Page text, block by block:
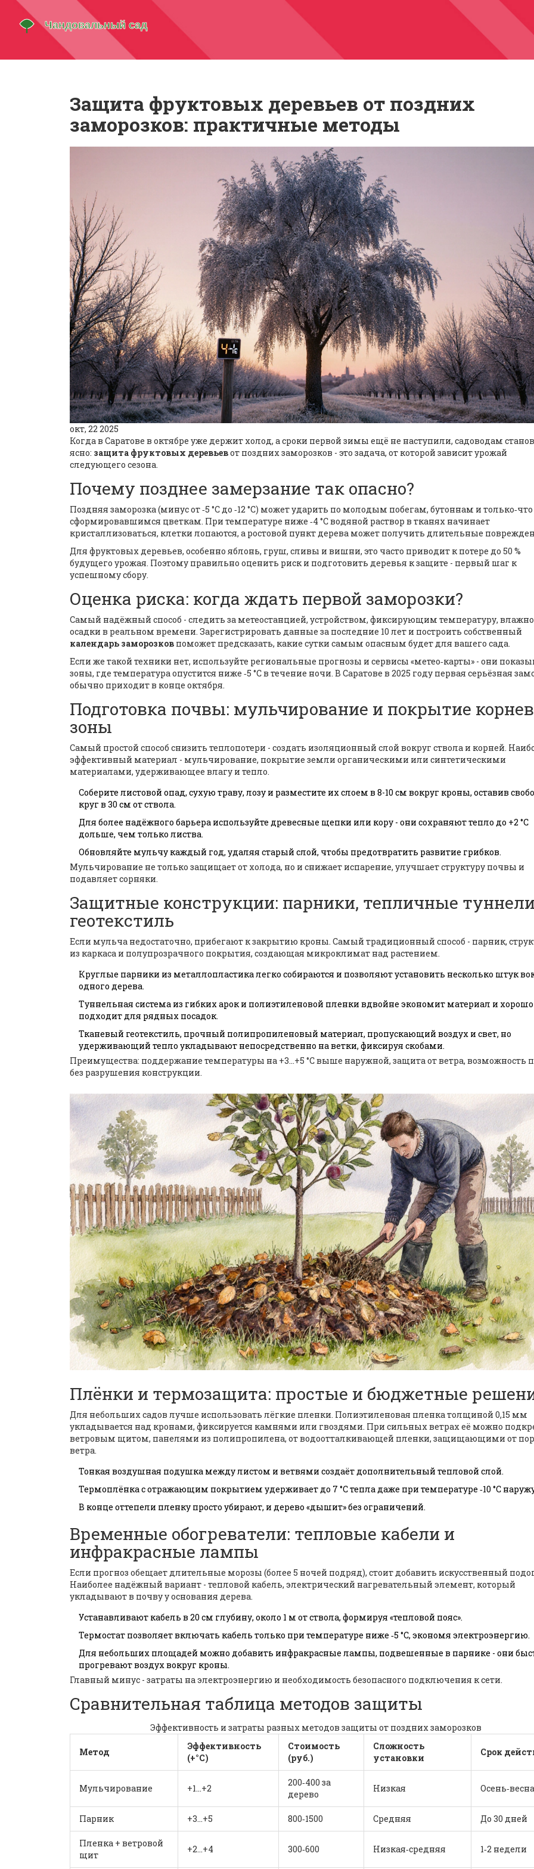
Защита фруктовых деревьев от поздних
заморозков: практичные методы
окт, 22 2025
Когда в Саратове в октябре уже держит холод, а сроки первой зимы ещё не наступили, садоводам
ясно: защита фруктовых деревьевот поздних заморозков - это задача, от которой зависит урожай
следующего сезона.
Почему позднее замерзание так опасно?
Поздняя заморозка (минус от ‑5 °C до ‑12 °C) может ударить по молодым побегам, бутоннам и только‑что
сформировавшимся цветкам. При температуре ниже ‑4 °C водяной раствор в тканях начинает
кристаллизоваться, клетки лопаются, а ростовой пункт дерева может получить длительные
Для фруктовых деревьев, особенно яблонь, груш, сливы и вишни, это часто приводит к потере до 50 %
будущего урожая. Поэтому правильно оценить риск и подготовить деревья к защите - первый шаг к
успешному сбору.
Оценка риска: когда ждать первой заморозки?
Самый надёжный способ - следить за метеостанцией, устройством, фиксирующим температуру,
осадки в реальном времени. Зарегистрировать данные за последние 10 лет и построить собственный
календарь заморозков поможет предсказать, какие сутки самым опасным будет для вашего сада.
Если же такой техники нет, используйте региональные прогнозы и сервисы «метео‑карты» - они
зоны, где температура опустится ниже ‑5 °C в течение ночи. В Саратове в 2025 году первая серьёзная
обычно приходит в конце октября.
Подготовка почвы: мульчирование и покрытие
зоны
Самый простой способ снизить теплопотери - создать изоляционный слой вокруг ствола и корней.
эффективный материал - мульчирование, покрытие земли органическими или синтетическими
материалами, удерживающее влагу и тепло.
Соберите листовой опад, сухую траву, лозу и разместите их слоем в 8-10 см вокруг кроны, оставив
круг в 30 см от ствола.
Для более надёжного барьера используйте древесные щепки или кору - они сохраняют тепло до +2 °C
дольше, чем только листва.
Обновляйте мульчу каждый год, удаляя старый слой, чтобы предотвратить развитие грибков.
Мульчирование не только защищает от холода, но и снижает испарение, улучшает структуру почвы и
подавляет сорняки.
Защитные конструкции: парники, тепличные
геотекстиль
Если мульча недостаточно, прибегают к закрытию кроны. Самый традиционный способ - парник,
из каркаса и полупрозрачного покрытия, создающая микроклимат над растением.
Круглые парники из металлопластика легко собираются и позволяют установить несколько штук
одного дерева.
Туннельная система из гибких арок и полиэтиленовой пленки вдвойне экономит материал и хорошо
подходит для рядных посадок.
Тканевый геотекстиль, прочный полипропиленовый материал, пропускающий воздух и свет, но
удерживающий тепло укладывают непосредственно на ветки, фиксируя скобами.
Преимущества: поддержание температуры на +3…+5 °C выше наружной, защита от ветра, возможность
без разрушения конструкции.
Плёнки и термозащита: простые и бюджетные
Для небольших садов лучше использовать лёгкие пленки. Полиэтиленовая пленка толщиной 0,15 мм
укладывается над кронами, фиксируется камнями или гвоздями. При сильных ветрах её можно
ветровым щитом, панелями из полипропилена, от водоотталкивающей пленки, защищающими от
ветра.
Тонкая воздушная подушка между листом и ветвями создаёт дополнительный тепловой слой.
Термоплёнка с отражающим покрытием удерживает до 7 °C тепла даже при температуре ‑10 °C
В конце оттепели пленку просто убирают, и дерево «дышит» без ограничений.
Временные обогреватели: тепловые кабели и
инфракрасные лампы
Если прогноз обещает длительные морозы (более 5 ночей подряд), стоит добавить искусственный
Наиболее надёжный вариант - тепловой кабель, электрический нагревательный элемент, который
укладывают в почву у основания дерева.
Устанавливают кабель в 20 см глубину, около 1 м от ствола, формируя «тепловой пояс».
Термостат позволяет включать кабель только при температуре ниже ‑5 °C, экономя электроэнергию.
Для небольших площадей можно добавить инфракрасные лампы, подвешенные в парнике - они
прогревают воздух вокруг кроны.
Главный минус - затраты на электроэнергию и необходимость безопасного подключения к сети.
Сравнительная таблица методов защиты
Эффективность и затраты разных методов защиты от поздних заморозков
Метод
Эффективность
(+°C)
Стоимость
(руб.)
Сложность
установки
Срок
Мульчирование +1…+2
200‑400 за
дерево
Низкая Осень‑весна
Парник +3…+5 800‑1500 Средняя До 30 дней
Пленка + ветровой
щит
+2…+4 300‑600 Низкая‑средняя 1‑2 недели